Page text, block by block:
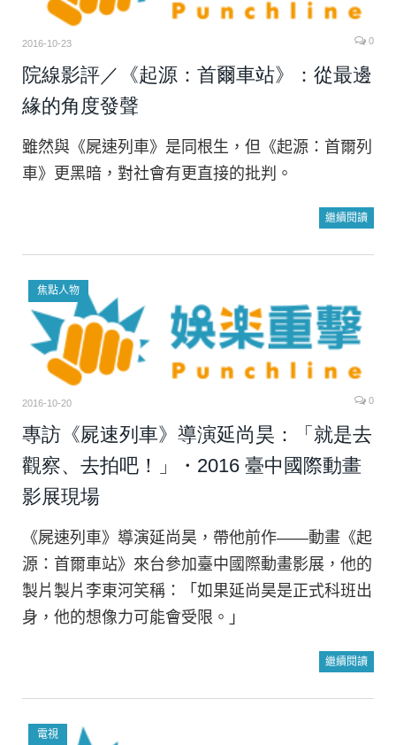
2016-10-23 0
院線影評／《起源：首爾車站》：從最邊
緣的角度發聲
雖然與《屍速列車》是同根生，但《起源：首爾列
車》更黑暗，對社會有更直接的批判。
繼續閱讀
焦點人物
2016-10-20 0
專訪《屍速列車》導演延尚昊：「就是去
觀察、去拍吧！」・2016 臺中國際動畫
影展現場
《屍速列車》導演延尚昊，帶他前作——動畫《起
源：首爾車站》來台參加臺中國際動畫影展，他的
製片製片李東河笑稱：「如果延尚昊是正式科班出
身，他的想像力可能會受限。」
繼續閱讀
電視